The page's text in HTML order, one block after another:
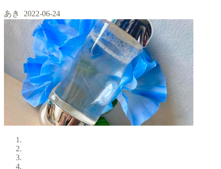
あき 2022-06-24